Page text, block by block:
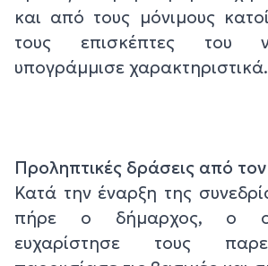
και από τους μόνιμους
τους επισκέπτες του
υπογράμμισε χαρακτηριστικά.
Προληπτικές δράσεις από
Κατά την έναρξη της
πήρε ο δήμαρχος, ο
ευχαρίστησε τους